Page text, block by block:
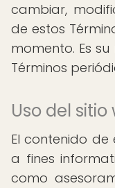
cambiar,
de estos
momento. Es
Términos
Uso del sitio
El contenido
a fines
como